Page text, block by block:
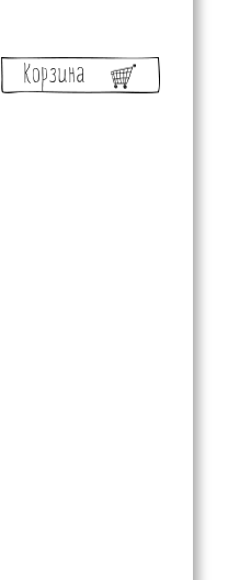
Корзина